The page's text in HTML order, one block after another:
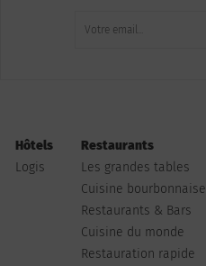
Hôtels
Logis
Restaurants
Les grandes tables
Cuisine bourbonnaise
Restaurants & Bars
Cuisine du monde
Restauration rapide